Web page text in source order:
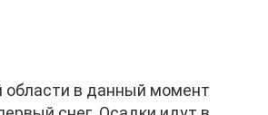
области в данный момент